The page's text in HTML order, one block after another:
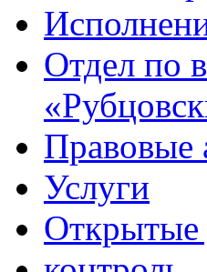
Отдел по
Правовые
Услуги
Открытые